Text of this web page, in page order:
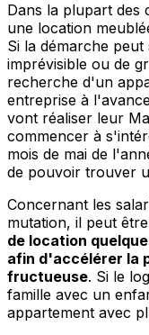
Dans la plupart des
une location
Si la démarche
imprévisible ou de
recherche d'un
entreprise à
vont réaliser leur
commencer à
mois de mai de
de pouvoir trouver
Concernant les
mutation, il peut
de location
afin d'accélérer la
fructueuse. Si le
famille avec un
appartement avec